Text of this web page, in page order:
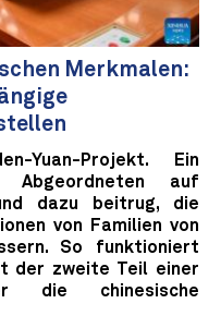
Merkmalen:
Yuan-Projekt. Ein
Abgeordneten auf
dazu beitrug, die
von Familien von
So funktioniert
der zweite Teil einer
die chinesische